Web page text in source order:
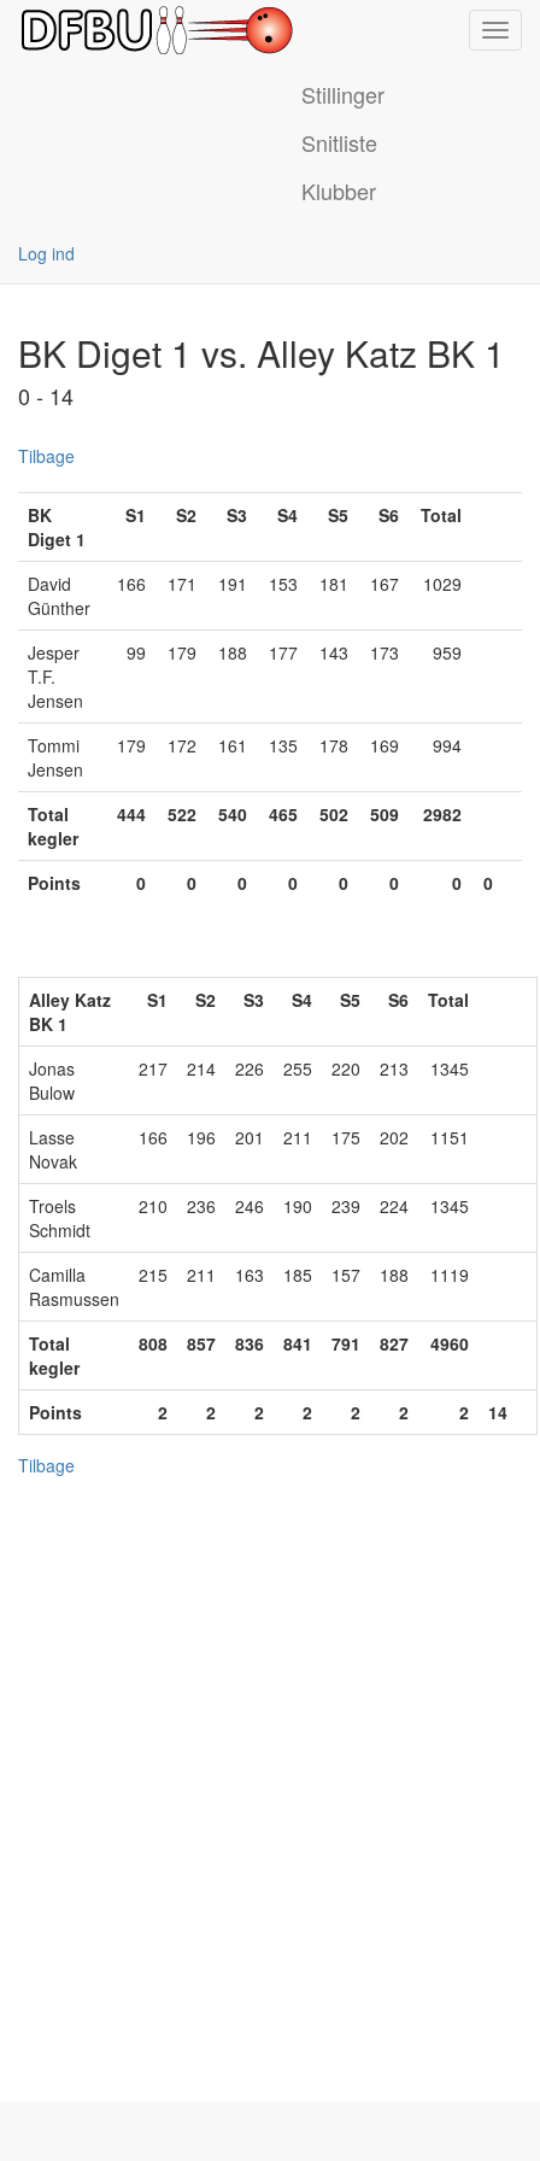
Stillinger
Snitliste
Klubber
Log ind
BK Diget 1 vs. Alley Katz BK 1
0 - 14
Tilbage
BK
Diget 1
S1 S2 S3 S4 S5 S6 Total
David
Günther
166 171 191 153 181 167 1029
Jesper
T.F.
Jensen
99 179 188 177 143 173 959
Tommi
Jensen
179 172 161 135 178 169 994
Total
kegler
444 522 540 465 502 509 2982
Points 0 0 0 0 0 0 0 0
Alley Katz
BK 1
S1 S2 S3 S4 S5 S6 Total
Jonas
Bulow
217 214 226 255 220 213 1345
Lasse
Novak
166 196 201 211 175 202 1151
Troels
Schmidt
210 236 246 190 239 224 1345
Camilla
Rasmussen
215 211 163 185 157 188 1119
Total
kegler
808 857 836 841 791 827 4960
Points 2 2 2 2 2 2 2 14
Tilbage